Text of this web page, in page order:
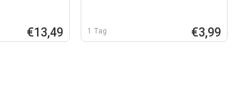
€13,49 1 Tag €3,99